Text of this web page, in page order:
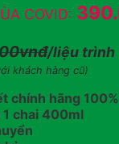
COVID:
/liệu trình
khách hàng cũ)
chính hãng 100%
chai 400ml